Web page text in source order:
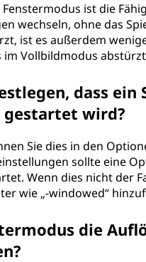
ist die
wechseln, ohne das
ist es außerdem
im Vollbildmodus
dass
gestartet wird?
Sie dies in den
sollte eine
Wenn dies nicht der
wie „-windowed“
die